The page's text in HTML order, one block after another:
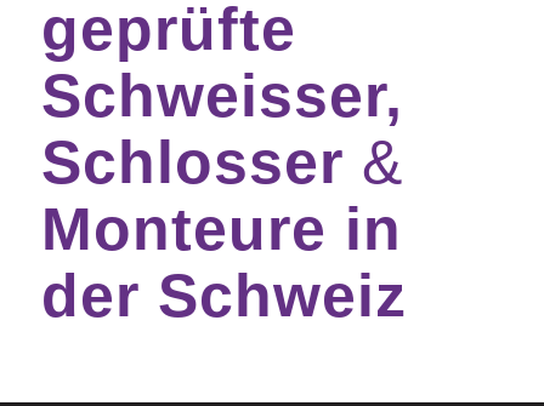
geprüfte
Schweisser,
Schlosser &
Monteure in
der Schweiz